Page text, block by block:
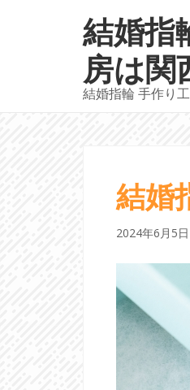
ビ
ゲ
ー
シ
ン
テ
ン
ツ
結婚指
房は関
結婚指輪 手作り
結婚
2024年6月5日